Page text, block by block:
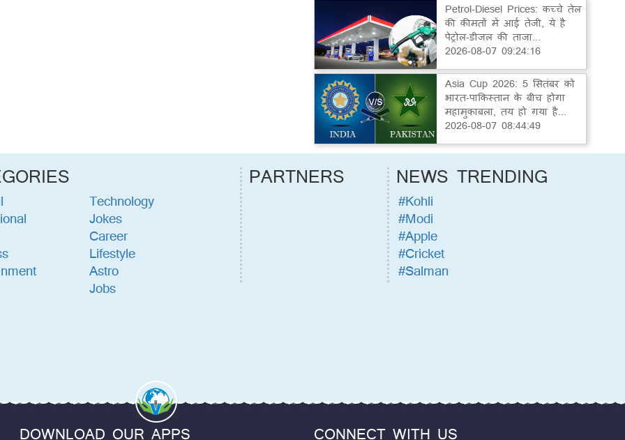
Petrol-Diesel Prices: कच्चे तेल
की कीमतों में आई तेजी, ये है
पेट्रोल-डीजल की ताजा...
2026-08-07 09:24:16
Asia Cup 2026: 5 सितंबर को
भारत-पाकिस्तान के बीच होगा
महामुकाबला, तय हो गया है...
2026-08-07 08:44:49
Technology
Jokes
Career
Lifestyle
Astro
Jobs
PARTNERS NEWS TRENDING
#Kohli
#Modi
#Apple
#Cricket
#Salman
DOWNLOAD OUR APPS CONNECT WITH US